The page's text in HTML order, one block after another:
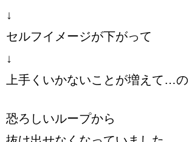
↓
セルフイメージが下がって
↓
上手くいかないことが増えて…の
恐ろしいループから